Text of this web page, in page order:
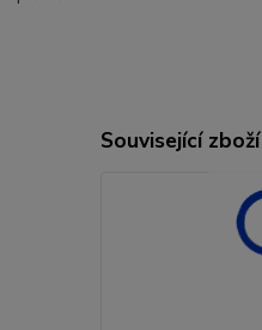
Související zboží